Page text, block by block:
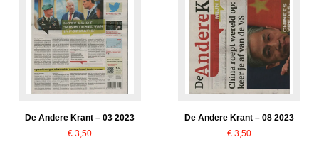
De Andere Krant – 03 2023
€ 3,50
De Andere Krant – 08 2023
€ 3,50